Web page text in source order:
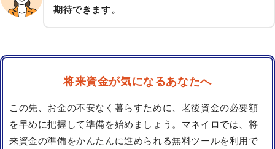
期待できます。
将来資金が気になるあなたへ
この先、お金の不安なく暮らすために、老後資金の必要額
を早めに把握して準備を始めましょう。マネイロでは、将
来資金の準備をかんたんに進められる無料ツールを利用で